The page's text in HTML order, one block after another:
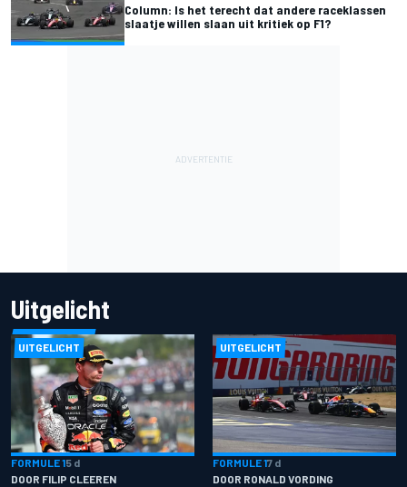
Column: Is het terecht dat andere raceklassen
slaatje willen slaan uit kritiek op F1?
Uitgelicht
UITGELICHT
FORMULE 15 d
DOOR FILIP CLEEREN
UITGELICHT
FORMULE 17 d
DOOR RONALD VORDING